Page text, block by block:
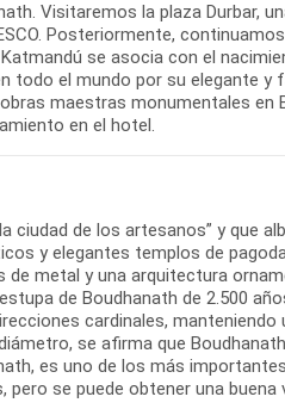
Visitaremos la plaza Durbar,
Posteriormente,
se asocia con el
todo el mundo por su elegante y
maestras monumentales en
en el hotel.
ciudad de los artesanos” y que
y elegantes templos de
metal y una arquitectura
de Boudhanath de 2.500
cardinales, manteniendo
se afirma que
es uno de los más
pero se puede obtener una